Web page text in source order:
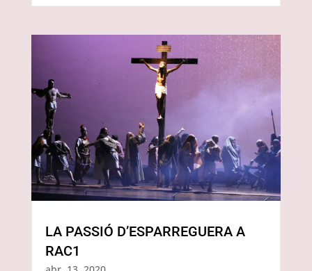
LA PASSIÓ D’ESPARREGUERA A
RAC1